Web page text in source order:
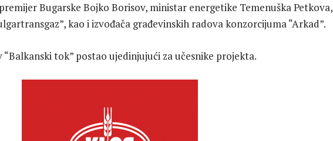
Bugarske Bojko Borisov, ministar energetike Temenuška Petkova,
kao i izvođača građevinskih radova konzorcijuma “Arkad”.
“Balkanski tok” postao ujedinjujući za učesnike projekta.